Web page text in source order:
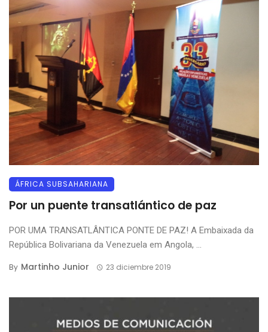
ÁFRICA SUBSAHARIANA
Por un puente transatlántico de paz
POR UMA TRANSATLÂNTICA PONTE DE PAZ! A Embaixada da
República Bolivariana da Venezuela em Angola, ...
By Martinho Junior 23 diciembre 2019